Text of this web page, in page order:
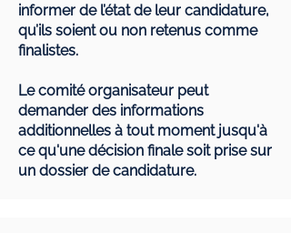
informer de l’état de leur candidature,
qu’ils soient ou non retenus comme
finalistes.
Le comité organisateur peut
demander des informations
additionnelles à tout moment jusqu'à
ce qu'une décision finale soit prise sur
un dossier de candidature.